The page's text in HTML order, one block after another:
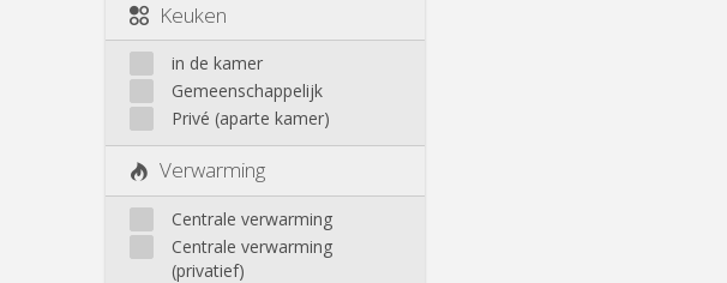
Keuken
in de kamer
Gemeenschappelijk
Privé (aparte kamer)
Verwarming
Centrale verwarming
Centrale verwarming
(privatief)